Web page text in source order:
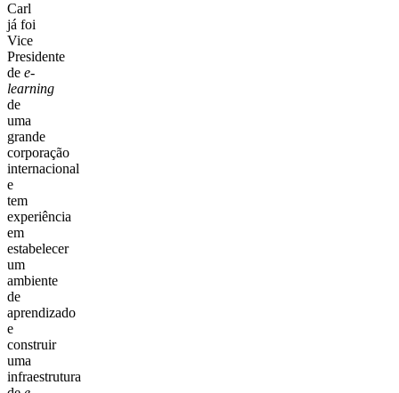
Carl
já foi
Vice
Presidente
de e-
learning
de
uma
grande
corporação
internacional
e
tem
experiência
em
estabelecer
um
ambiente
de
aprendizado
e
construir
uma
infraestrutura